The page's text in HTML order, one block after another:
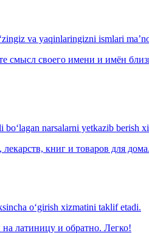
va yaqinlaringizni ismlari
смысл своего имени и имён
narsalarni yetkazib berish
книг и товаров для дома.
o‘girish xizmatini taklif etadi.
латиницу и обратно. Легко!